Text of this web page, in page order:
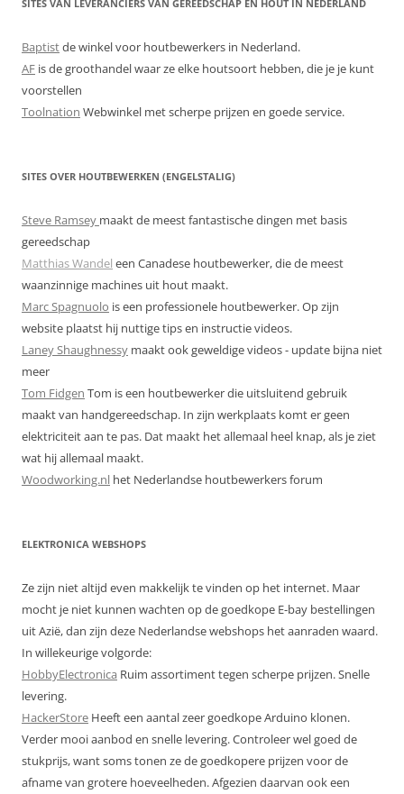
SITES VAN LEVERANCIERS VAN GEREEDSCHAP EN HOUT IN NEDERLAND
Baptistde winkel voor houtbewerkers in Nederland.
AF is de groothandel waar ze elke houtsoort hebben, die je je kunt
voorstellen
Toolnation Webwinkel met scherpe prijzen en goede service.
SITES OVER HOUTBEWERKEN (ENGELSTALIG)
Steve Ramsey maakt de meest fantastische dingen met basis
gereedschap
Matthias Wandel een Canadese houtbewerker, die de meest
waanzinnige machines uit hout maakt.
Marc Spagnuolo is een professionele houtbewerker. Op zijn
website plaatst hij nuttige tips en instructie videos.
Laney Shaughnessy maakt ook geweldige videos - update bijna niet
meer
Tom Fidgen Tom is een houtbewerker die uitsluitend gebruik
maakt van handgereedschap. In zijn werkplaats komt er geen
elektriciteit aan te pas. Dat maakt het allemaal heel knap, als je ziet
wat hij allemaal maakt.
Woodworking.nl het Nederlandse houtbewerkers forum
ELEKTRONICA WEBSHOPS
Ze zijn niet altijd even makkelijk te vinden op het internet. Maar
mocht je niet kunnen wachten op de goedkope E-bay bestellingen
uit Azië, dan zijn deze Nederlandse webshops het aanraden waard.
In willekeurige volgorde:
HobbyElectronica Ruim assortiment tegen scherpe prijzen. Snelle
levering.
HackerStore Heeft een aantal zeer goedkope Arduino klonen.
Verder mooi aanbod en snelle levering. Controleer wel goed de
stukprijs, want soms tonen ze de goedkopere prijzen voor de
afname van grotere hoeveelheden. Afgezien daarvan ook een